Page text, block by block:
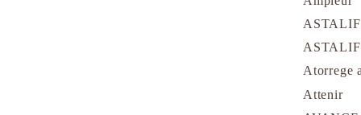
Atorrege
Attenir